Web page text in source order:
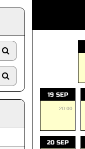
19 SEP
20:00
20 SEP